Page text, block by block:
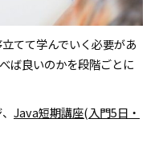
てて学んでいく必要があ
ば良いのかを段階ごとに
Java短期講座(入門5日・